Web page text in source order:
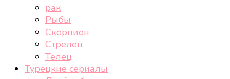
рак
Рыбы
Скорпион
Стрелец
Телец
Турецкие сериалы